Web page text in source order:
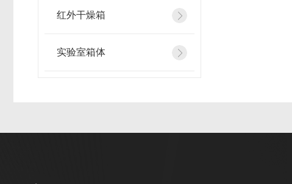
红外干燥箱
实验室箱体